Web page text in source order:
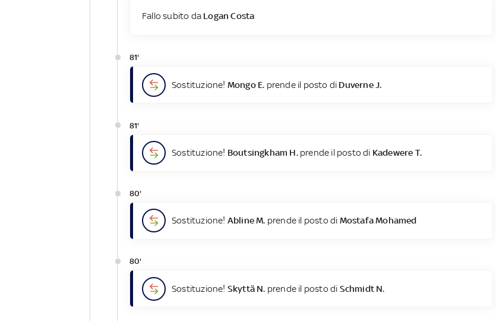
Fallo subito da Logan Costa
81'
Sostituzione! Mongo E. prende il posto di Duverne J.
81'
Sostituzione! Boutsingkham H.prende il posto di Kadewere T.
80'
Sostituzione! Abline M. prende il posto di Mostafa Mohamed
80'
Sostituzione! Skyttä N. prende il posto di Schmidt N.